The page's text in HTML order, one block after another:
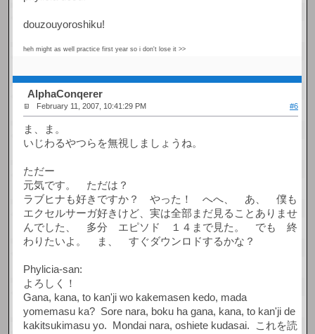
douzouyoroshiku!
heh might as well practice first year so i don't lose it >>
AlphaConqerer
February 11, 2007, 10:41:29 PM #6
ま、ま。
いじわるやつらを無視しましょうね。
ただー
元気です。 ただは？
ラブヒナも好きですか？ やった！ へへ、 あ、 僕も
エクセルサーガ好きけど、実は全部まだ見ることありませ
んでした、 多分 エピソド １４まで見た。 でも 終
わりたいよ。 ま、 すぐダウンロドするかな？
Phylicia-san:
よろしく！
Gana, kana, to kan'ji wo kakemasen kedo, mada
yomemasu ka? Sore nara, boku ha gana, kana, to kan'ji de
kakitsukimasu yo. Mondai nara, oshiete kudasai. これを読